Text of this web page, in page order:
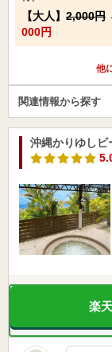
【大人】 2,000円
000円
他
関連情報から探す
沖縄かりゆしビ
楽